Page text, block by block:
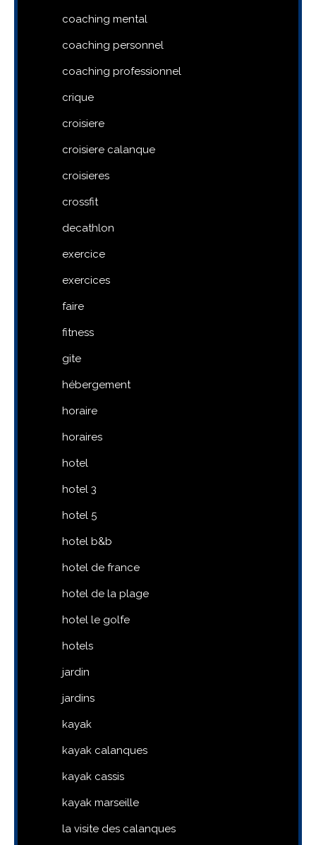
coaching mental
coaching personnel
coaching professionnel
crique
croisiere
croisiere calanque
croisieres
crossfit
decathlon
exercice
exercices
faire
fitness
gite
hébergement
horaire
horaires
hotel
hotel 3
hotel 5
hotel b&b
hotel de france
hotel de la plage
hotel le golfe
hotels
jardin
jardins
kayak
kayak calanques
kayak cassis
kayak marseille
la visite des calanques